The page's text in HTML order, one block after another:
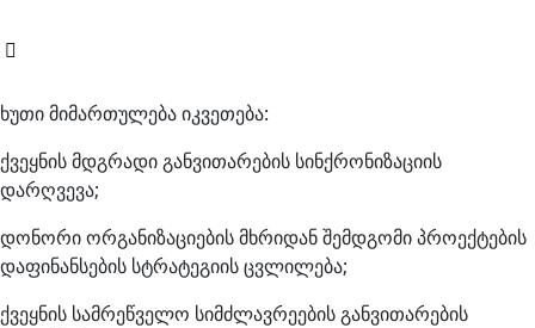
ხუთი მიმართულება იკვეთება:
ქვეყნის მდგრადი განვითარების სინქრონიზაციის
დარღვევა;
დონორი ორგანიზაციების მხრიდან შემდგომი პროექტების
დაფინანსების სტრატეგიის ცვლილება;
ქვეყნის სამრეწველო სიმძლავრეების განვითარების